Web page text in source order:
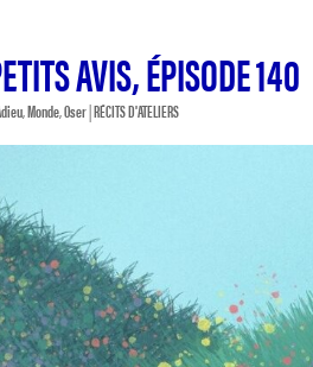
AVIS, ÉPISODE 140
,Monde,Oser|RÉCITS D'ATELIERS